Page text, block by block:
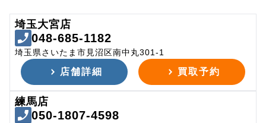
埼玉大宮店
048-685-1182
埼玉県さいたま市見沼区南中丸301-1
店舗詳細 買取予約
練馬店
050-1807-4598